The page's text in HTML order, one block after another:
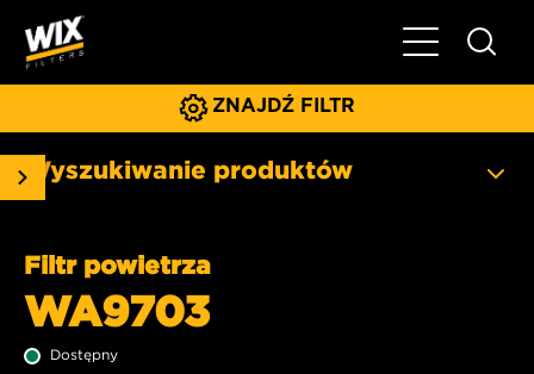
Pokaż/ukryj
ZNAJDŹ FILTR
Wyszukiwanie produktów
Filtr powietrza
WA9703
Dostępny